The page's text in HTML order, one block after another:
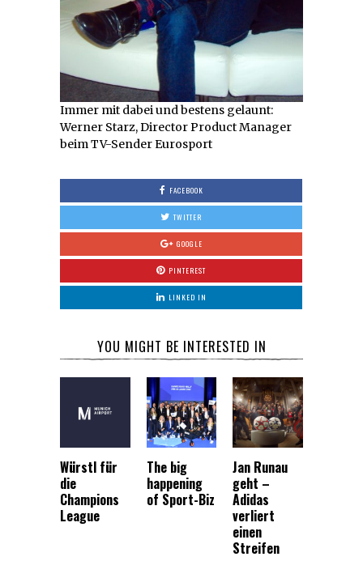
Immer mit dabei und bestens gelaunt:
Werner Starz, Director Product Manager
beim TV-Sender Eurosport
FACEBOOK
TWITTER
GOOGLE
PINTEREST
LINKED IN
YOU MIGHT BE INTERESTED IN
Würstl für
die
Champions
League
The big
happening
of Sport-Biz
Jan Runau
geht –
Adidas
verliert
einen
Streifen